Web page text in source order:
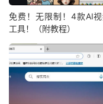
免费！无限制！4款AI
工具！（附教程）